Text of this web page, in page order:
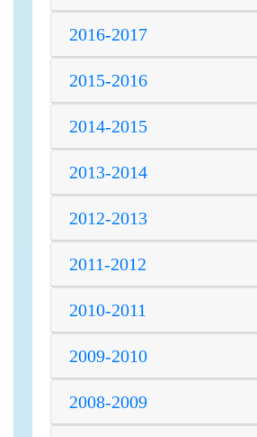
2016-2017
2015-2016
2014-2015
2013-2014
2012-2013
2011-2012
2010-2011
2009-2010
2008-2009